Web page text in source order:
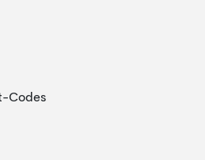
Codes